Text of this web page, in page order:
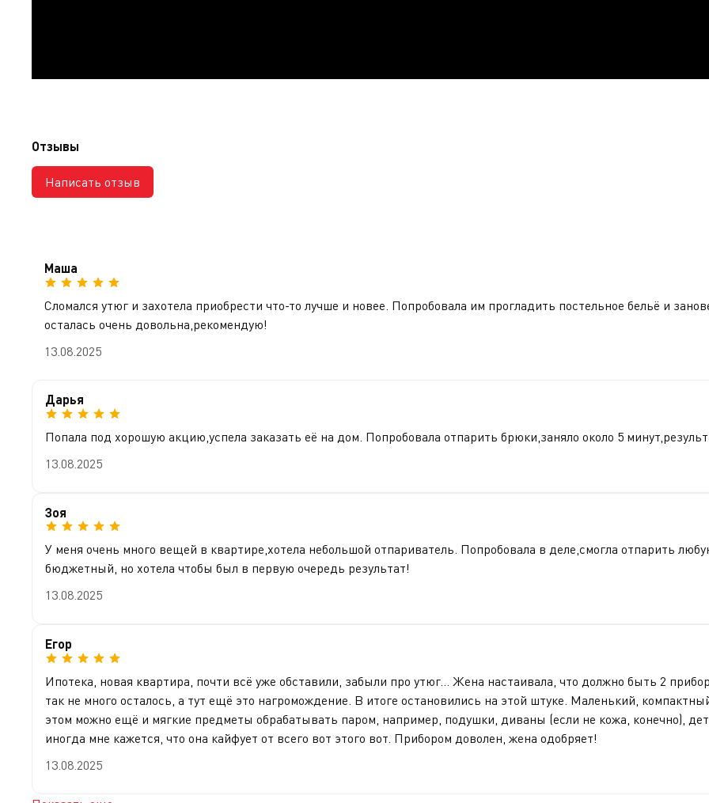
Отзывы
Написать отзыв
Маша
Сломался утюг и захотела приобрести что-то лучше и новее. Попробовала им прогладить постельное бельё и
осталась очень довольна,рекомендую!
13.08.2025
Дарья
Попала под хорошую акцию,успела заказать её на дом. Попробовала отпарить брюки,заняло около 5
13.08.2025
Зоя
У меня очень много вещей в квартире,хотела небольшой отпариватель. Попробовала в деле,смогла отпарить
бюджетный, но хотела чтобы был в первую очередь результат!
13.08.2025
Егор
Ипотека, новая квартира, почти всё уже обставили, забыли про утюг... Жена настаивала, что должно быть 2
так не много осталось, а тут ещё это нагромождение. В итоге остановились на этой штуке. Маленький,
этом можно ещё и мягкие предметы обрабатывать паром, например, подушки, диваны (если не кожа, конечно),
иногда мне кажется, что она кайфует от всего вот этого вот. Прибором доволен, жена одобряет!
13.08.2025